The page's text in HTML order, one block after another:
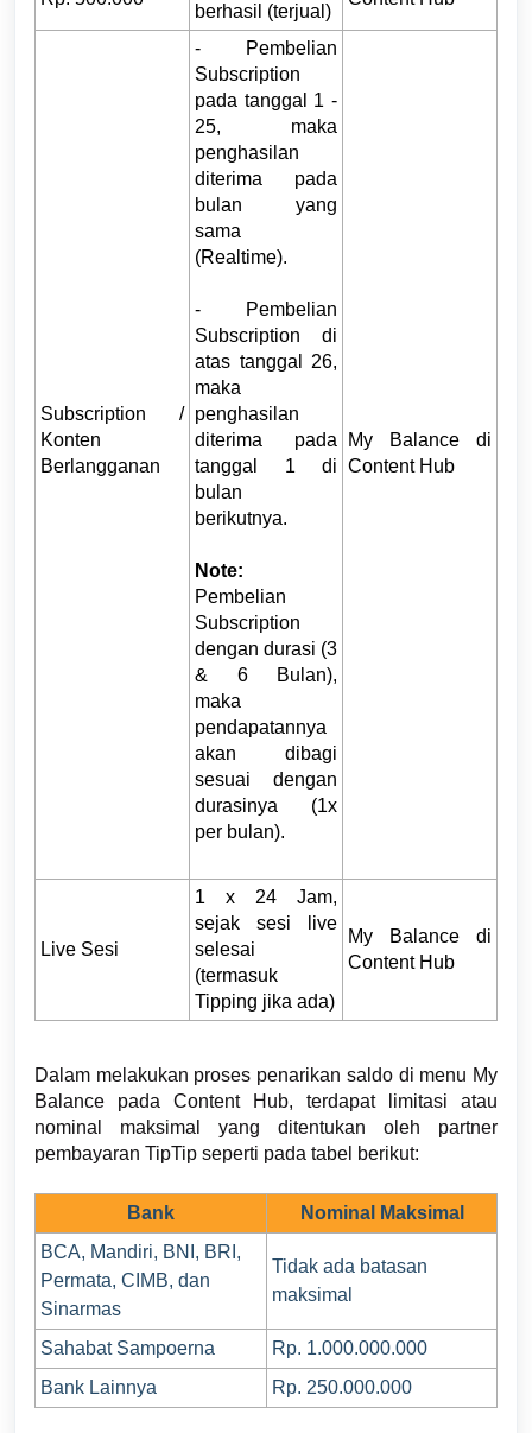
berhasil (terjual)
Subscription /
Konten
Berlangganan
- Pembelian
Subscription
pada tanggal 1 -
25, maka
penghasilan
diterima pada
bulan yang
sama
(Realtime).
- Pembelian
Subscription di
atas tanggal 26,
maka
penghasilan
diterima pada
tanggal 1 di
bulan
berikutnya.
Note:
Pembelian
Subscription
dengan durasi (3
& 6 Bulan),
maka
pendapatannya
akan dibagi
sesuai dengan
durasinya (1x
per bulan).
My Balance di
Content Hub
Live Sesi
1 x 24 Jam,
sejak sesi live
selesai
(termasuk
Tipping jika ada)
My Balance di
Content Hub
Dalam melakukan proses penarikan saldo di menu My
Balance pada Content Hub, terdapat limitasi atau
nominal maksimal yang ditentukan oleh partner
pembayaran TipTip seperti pada tabel berikut:
Bank
Nominal Maksimal
BCA, Mandiri, BNI, BRI,
Permata, CIMB, dan
Sinarmas
Tidak ada batasan
maksimal
Sahabat Sampoerna
Rp. 1.000.000.000
Bank Lainnya
Rp. 250.000.000